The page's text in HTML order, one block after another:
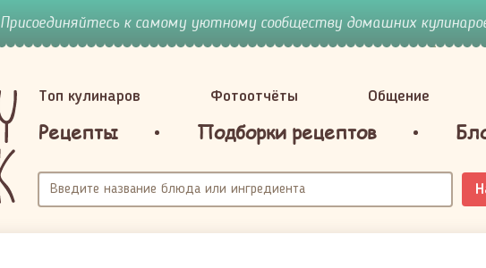
Присоединяйтесь к самому уютному сообществу домашних
Топ кулинаров Фотоотчёты Общение
Рецепты Подборки рецептов